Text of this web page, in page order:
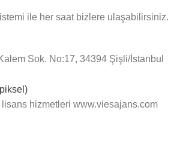
ile her saat bizlere ulaşabilirsiniz.
Sok. No:17, 34394 Şişli/İstanbul
lisans hizmetleri www.viesajans.com